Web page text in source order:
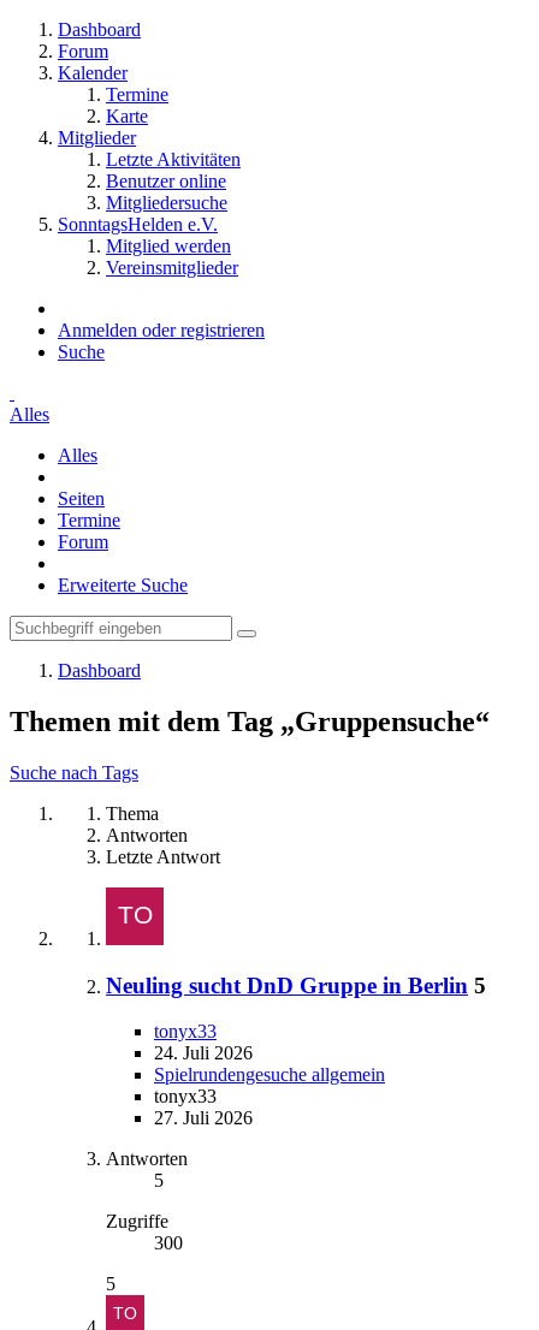
Dashboard
Forum
Kalender
Termine
Karte
Mitglieder
Letzte Aktivitäten
Benutzer online
Mitgliedersuche
SonntagsHelden e.V.
Mitglied werden
Vereinsmitglieder
Anmelden oder registrieren
Suche
Alles
Alles
Seiten
Termine
Forum
Erweiterte Suche
Dashboard
Themen mit dem Tag „Gruppensuche“
Suche nach Tags
Thema
Antworten
Letzte Antwort
Neuling sucht DnD Gruppe in Berlin 5
tonyx33
24. Juli 2026
Spielrundengesuche allgemein
tonyx33
27. Juli 2026
Antworten
5
Zugriffe
300
5